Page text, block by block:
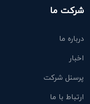
شرکت ما
درباره ما
اخبار
پرسنل شرکت
ارتباط با ما